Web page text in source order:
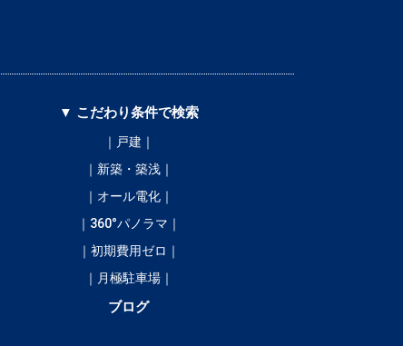
▼ こだわり条件で検索
｜戸建｜
｜新築・築浅｜
｜オール電化｜
｜360°パノラマ｜
｜初期費用ゼロ｜
｜月極駐車場｜
ブログ